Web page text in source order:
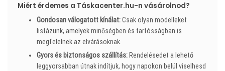
Miért érdemes a Táskacenter.hu-n vásárolnod?
Gondosan válogatott kínálat:Csak olyan modelleket
listázunk, amelyek minőségben és tartósságban is
megfelelnek az elvárásoknak.
Gyors és biztonságos szállítás: Rendelésedet a lehető
leggyorsabban útnak indítjuk, hogy napokon belül viselhesd